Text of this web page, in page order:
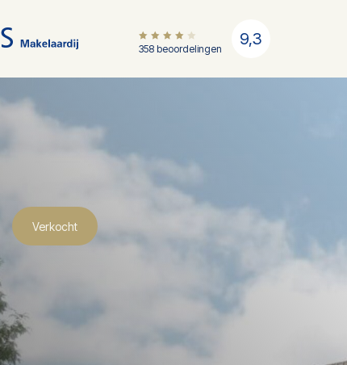
9,3
358 beoordelingen
Verkocht